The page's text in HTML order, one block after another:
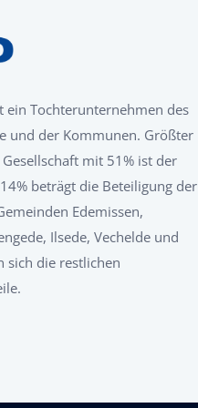
ein Tochterunternehmen des
und der Kommunen. Größter
mit 51% ist der
beträgt die Beteiligung der
Edemissen,
Ilsede, Vechelde und
sich die restlichen